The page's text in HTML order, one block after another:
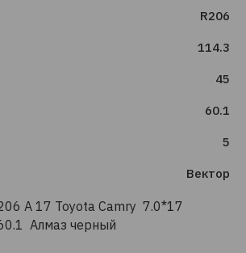
R206
114.3
45
60.1
5
Вектор
A 17 Toyota Camry 7.0*17
Алмаз черный